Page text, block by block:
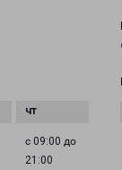
с 09:00 до
21:00